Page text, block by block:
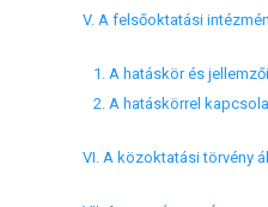
1. A hatáskör és jellemzői